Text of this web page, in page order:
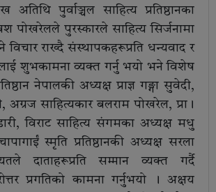
अतिथि पुर्वाञ्चल साहित्य प्रतिष्ठानका
पोखरेलले पुरस्कारले साहित्य सिर्जनामा
विचार राख्दै संस्थापकहरूप्रति धन्यवाद र
शुभकामना व्यक्त गर्नु भयो भने विशेष
नेपालकी अध्यक्ष प्राज्ञ गङ्गा सुवेदी,
अग्रज साहित्यकार बलराम पोखरेल, प्रा।
विराट साहित्य संगमका अध्यक्ष मधु
स्मृति प्रतिष्ठानकी अध्यक्ष सरला
दाताहरूप्रति सम्मान व्यक्त गर्दै
प्रगतिको कामना गर्नुभयो । अक्षय